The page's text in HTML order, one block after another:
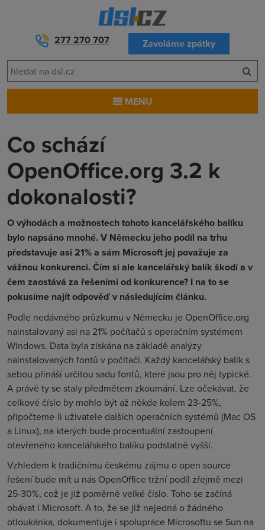
277 270 707 Zavoláme zpátky
MENU
Co schází
OpenOffice.org 3.2 k
dokonalosti?
O výhodách a možnostech tohoto kancelářského balíku
bylo napsáno mnohé. V Německu jeho podíl na trhu
představuje asi 21% a sám Microsoft jej považuje za
vážnou konkurenci. Čím si ale kancelářský balík škodí a v
čem zaostává za řešeními od konkurence? I na to se
pokusíme najít odpověď v následujícím článku.
Podle nedávného průzkumu v Německu je OpenOffice.org
nainstalovaný asi na 21% počítačů s operačním systémem
Windows. Data byla získána na základě analýzy
nainstalovaných fontů v počítači. Každý kancelářský balík s
sebou přináší určitou sadu fontů, které jsou pro něj typické.
A právě ty se staly předmětem zkoumání. Lze očekávat, že
celkové číslo by mohlo být až někde kolem 23-25%,
připočteme-li uživatele dalších operačních systémů (Mac OS
a Linux), na kterých bude procentuální zastoupení
otevřeného kancelářského balíku podstatně vyšší.
Vzhledem k tradičnímu českému zájmu o open source
řešení bude mít u nás OpenOffice tržní podíl zřejmě mezi
25-30%, což je již poměrně velké číslo. Toho se začíná
obávat i Microsoft. A to, že se již nejedná o žádného
otloukánka, dokumentuje i spolupráce Microsoftu se Sun na